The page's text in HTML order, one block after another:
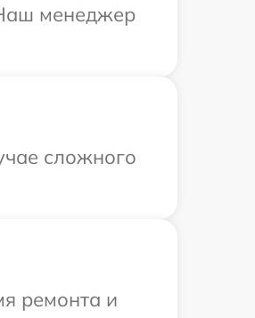
менеджер
сложного
ремонта и